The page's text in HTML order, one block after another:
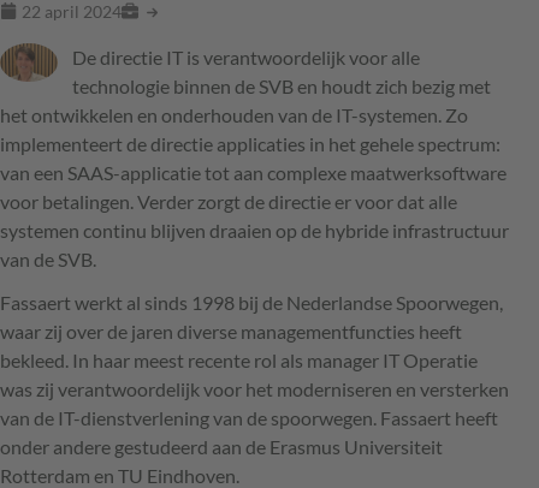
22 april 2024
De directie IT is verantwoordelijk voor alle
technologie binnen de SVB en houdt zich bezig met
het ontwikkelen en onderhouden van de IT-systemen. Zo
implementeert de directie applicaties in het gehele spectrum:
van een SAAS-applicatie tot aan complexe maatwerksoftware
voor betalingen. Verder zorgt de directie er voor dat alle
systemen continu blijven draaien op de hybride infrastructuur
van de SVB.
Fassaert werkt al sinds 1998 bij de Nederlandse Spoorwegen,
waar zij over de jaren diverse managementfuncties heeft
bekleed. In haar meest recente rol als manager IT Operatie
was zij verantwoordelijk voor het moderniseren en versterken
van de IT-dienstverlening van de spoorwegen. Fassaert heeft
onder andere gestudeerd aan de Erasmus Universiteit
Rotterdam en TU Eindhoven.